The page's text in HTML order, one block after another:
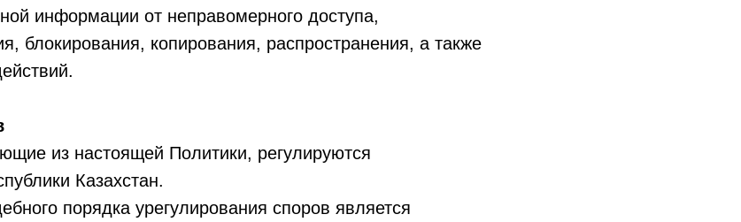
информации от неправомерного доступа,
блокирования, копирования, распространения, а также
из настоящей Политики, регулируются
Казахстан.
порядка урегулирования споров является